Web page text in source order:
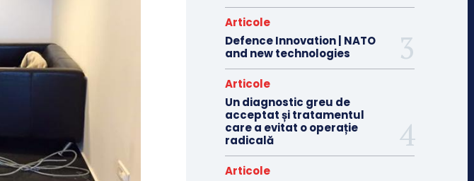
Articole
Defence Innovation | NATO
and new technologies
Articole
Un diagnostic greu de
acceptat și tratamentul
care a evitat o operație
radicală
Articole